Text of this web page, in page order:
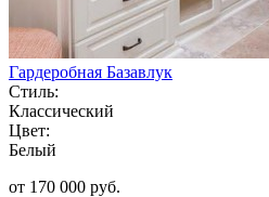
Гардеробная Базавлук
Стиль:
Классический
Цвет:
Белый
от 170 000 руб.